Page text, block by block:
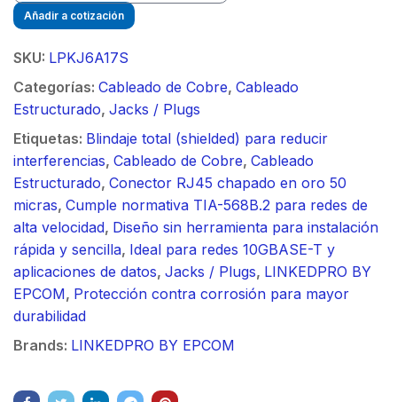
Añadir a cotización
SKU: LPKJ6A17S
Categorías: Cableado de Cobre, Cableado
Estructurado, Jacks / Plugs
Etiquetas: Blindaje total (shielded) para reducir
interferencias, Cableado de Cobre, Cableado
Estructurado, Conector RJ45 chapado en oro 50
micras, Cumple normativa TIA-568B.2 para redes de
alta velocidad, Diseño sin herramienta para instalación
rápida y sencilla, Ideal para redes 10GBASE-T y
aplicaciones de datos, Jacks / Plugs, LINKEDPRO BY
EPCOM, Protección contra corrosión para mayor
durabilidad
Brands: LINKEDPRO BY EPCOM